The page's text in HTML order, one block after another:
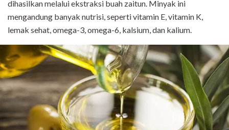
dihasilkan melalui ekstraksi buah zaitun. Minyak ini
mengandung banyak nutrisi, seperti vitamin E, vitamin K,
lemak sehat, omega-3, omega-6, kalsium, dan kalium.